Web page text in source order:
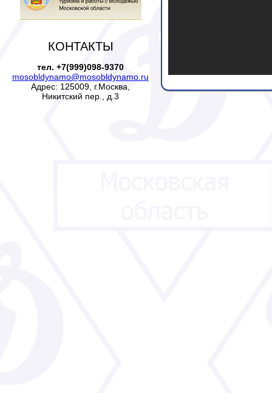
КОНТАКТЫ
тел. +7(999)098-9370
mosobldynamo@mosobldynamo.ru
Адрес: 125009, г.Москва,
Никитский пер., д.3